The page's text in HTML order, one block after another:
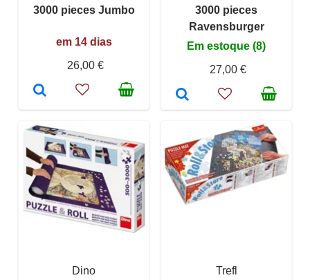
3000 pieces Jumbo
em 14 dias
26,00 €
3000 pieces
Ravensburger
Em estoque (8)
27,00 €
Dino
Trefl